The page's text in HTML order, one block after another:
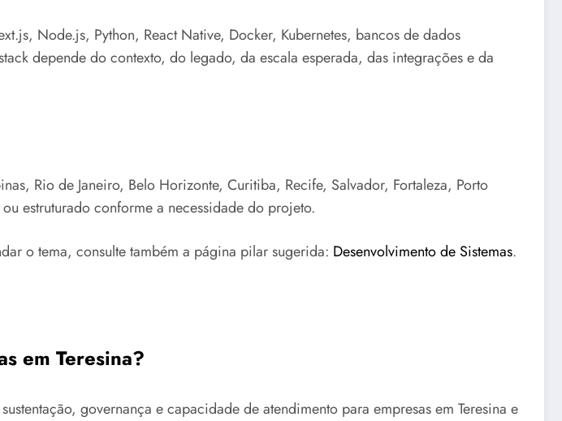
Node.js, Python, React Native, Docker, Kubernetes, bancos de dados
depende do contexto, do legado, da escala esperada, das integrações e da
Rio de Janeiro, Belo Horizonte, Curitiba, Recife, Salvador, Fortaleza, Porto
estruturado conforme a necessidade do projeto.
o tema, consulte também a página pilar sugerida: Desenvolvimento de Sistemas.
em Teresina?
governança e capacidade de atendimento para empresas em Teresina e